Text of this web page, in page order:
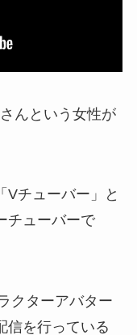
んという女性が
Vチューバー」と
チューバーで
クターアバター
信を行っている